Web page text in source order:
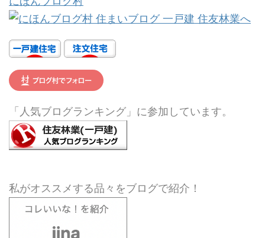
「人気ブログランキング」に参加しています。
私がオススメする品々をブログで紹介！